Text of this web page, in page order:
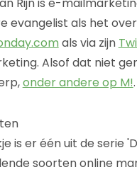
evangelist als het
als via zijn
Alsof dat niet
onder andere op M!.
is er één uit de serie
soorten online